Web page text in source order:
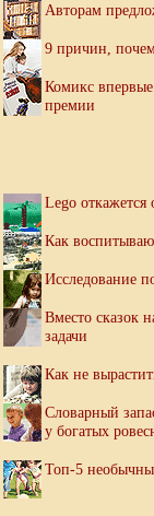
Авторам
9 причин,
Комикс
премии
Lego откажется
Как
Исследование
Вместо сказок
задачи
Как не
Словарный
у богатых
Топ-5